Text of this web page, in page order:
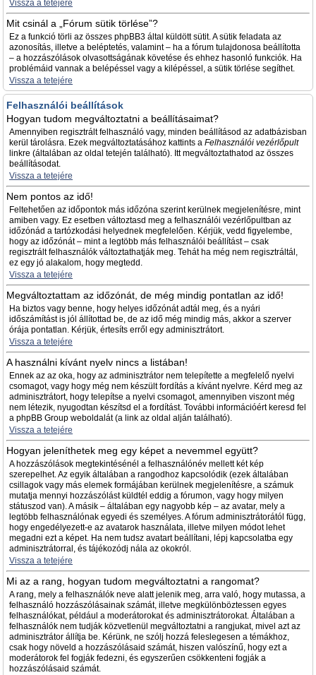
Vissza a tetejére
Mit csinál a „Fórum sütik törlése”?
Ez a funkció törli az összes phpBB3 által küldött sütit. A sütik feladata az
azonosítás, illetve a beléptetés, valamint – ha a fórum tulajdonosa beállította
– a hozzászólások olvasottságának követése és ehhez hasonló funkciók. Ha
problémáid vannak a belépéssel vagy a kilépéssel, a sütik törlése segíthet.
Vissza a tetejére
Felhasználói beállítások
Hogyan tudom megváltoztatni a beállításaimat?
Amennyiben regisztrált felhasználó vagy, minden beállításod az adatbázisban
kerül tárolásra. Ezek megváltoztatásához kattints a Felhasználói vezérlőpult
linkre (általában az oldal tetején található). Itt megváltoztathatod az összes
beállításodat.
Vissza a tetejére
Nem pontos az idő!
Feltehetően az időpontok más időzóna szerint kerülnek megjelenítésre, mint
amiben vagy. Ez esetben változtasd meg a felhasználói vezérlőpultban az
időzónád a tartózkodási helyednek megfelelően. Kérjük, vedd figyelembe,
hogy az időzónát – mint a legtöbb más felhasználói beállítást – csak
regisztrált felhasználók változtathatják meg. Tehát ha még nem regisztráltál,
ez egy jó alakalom, hogy megtedd.
Vissza a tetejére
Megváltoztattam az időzónát, de még mindig pontatlan az idő!
Ha biztos vagy benne, hogy helyes időzónát adtál meg, és a nyári
időszámítást is jól állítottad be, de az idő még mindig más, akkor a szerver
órája pontatlan. Kérjük, értesíts erről egy adminisztrátort.
Vissza a tetejére
A használni kívánt nyelv nincs a listában!
Ennek az az oka, hogy az adminisztrátor nem telepítette a megfelelő nyelvi
csomagot, vagy hogy még nem készült fordítás a kívánt nyelvre. Kérd meg az
adminisztrátort, hogy telepítse a nyelvi csomagot, amennyiben viszont még
nem létezik, nyugodtan készítsd el a fordítást. További információért keresd fel
a phpBB Group weboldalát (a link az oldal alján található).
Vissza a tetejére
Hogyan jeleníthetek meg egy képet a nevemmel együtt?
A hozzászólások megtekintésénél a felhasználónév mellett két kép
szerepelhet. Az egyik általában a rangodhoz kapcsolódik (ezek általában
csillagok vagy más elemek formájában kerülnek megjelenítésre, a számuk
mutatja mennyi hozzászólást küldtél eddig a fórumon, vagy hogy milyen
státuszod van). A másik – általában egy nagyobb kép – az avatar, mely a
legtöbb felhasználónak egyedi és személyes. A fórum adminisztrátorától függ,
hogy engedélyezett-e az avatarok használata, illetve milyen módot lehet
megadni ezt a képet. Ha nem tudsz avatart beállítani, lépj kapcsolatba egy
adminisztrátorral, és tájékozódj nála az okokról.
Vissza a tetejére
Mi az a rang, hogyan tudom megváltoztatni a rangomat?
A rang, mely a felhasználók neve alatt jelenik meg, arra való, hogy mutassa, a
felhasználó hozzászólásainak számát, illetve megkülönböztessen egyes
felhasználókat, például a moderátorokat és adminisztrátorokat. Általában a
felhasználók nem tudják közvetlenül megváltoztatni a rangjukat, mivel azt az
adminisztrátor állítja be. Kérünk, ne szólj hozzá feleslegesen a témákhoz,
csak hogy növeld a hozzászólásaid számát, hiszen valószínű, hogy ezt a
moderátorok fel fogják fedezni, és egyszerűen csökkenteni fogják a
hozzászólásaid számát.